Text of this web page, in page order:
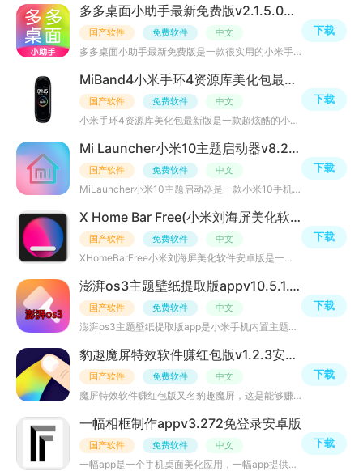
多多桌面小助手最新免费版v2.1.5.0小米版
国产软件 免费软件 中文
多多桌面小助手最新免费版是一款很实用的小米手机主题软件，适配小米、华为、魅族等众多机型，多种视频桌面
下载
MiBand4小米手环4资源库美化包最新版v4.2.3手机版
国产软件 免费软件 中文
小米手环4资源库美化包最新版是一款超炫酷的小米手环4美化包软件，内置海量小米手环4资源包，可一键美化小米
下载
Mi Launcher小米10主题启动器v8.2.90安卓美化版
国产软件 免费软件 中文
MiLauncher小米10主题启动器是一款小米10手机主题启动器样式桌面美化软件，小米miui主题一直深受广大机友喜
下载
X Home Bar Free(小米刘海屏美化软件安卓版)v1.7.0最新版
国产软件 免费软件 中文
XHomeBarFree小米刘海屏美化软件安卓版是一款通用型手机刘海屏美化软件，适用于小米、华为、oppo等安卓刘海
下载
澎湃os3主题壁纸提取版appv10.5.1.1官方最新版
国产软件 免费软件 中文
澎湃os3主题壁纸提取版app是小米手机内置主题壁纸APP，专为米粉朋友准备，能实现手机主题美化，主题下载等功
下载
豹趣魔屏特效软件赚红包版v1.2.3安卓手机版
国产软件 免费软件 中文
魔屏特效软件赚红包版又名豹趣魔屏，这是能够赚红包的手机魔屏特效软件工具，内置动态壁纸、美女壁纸、风景
下载
一幅相框制作appv3.272免登录安卓版
国产软件 免费软件 中文
一幅app是一个手机桌面美化应用，一幅app提供相片装框，装裱、篆刻等功能，超多素材模板，你可以自定义你的
下载